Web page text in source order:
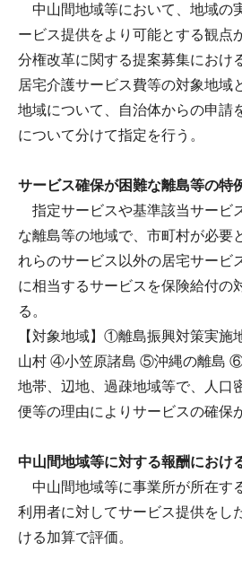
中山間地域等において、地域の
ービス提供をより可能とする観点
分権改革に関する提案募集におけ
居宅介護サービス費等の対象地域
地域について、自治体からの申請
について分けて指定を行う。
サービス確保が困難な離島等の特
指定サービスや基準該当サービ
な離島等の地域で、市町村が必要
れらのサービス以外の居宅サービ
に相当するサービスを保険給付の
る。
【対象地域】①離島振興対策実
山村 ④小笠原諸島 ⑤沖縄の離島
地帯、辺地、過疎地域等で、人口
便等の理由によりサービスの確保
中山間地域等に対する報酬におけ
中山間地域等に事業所が所在す
利用者に対してサービス提供をし
ける加算で評価。